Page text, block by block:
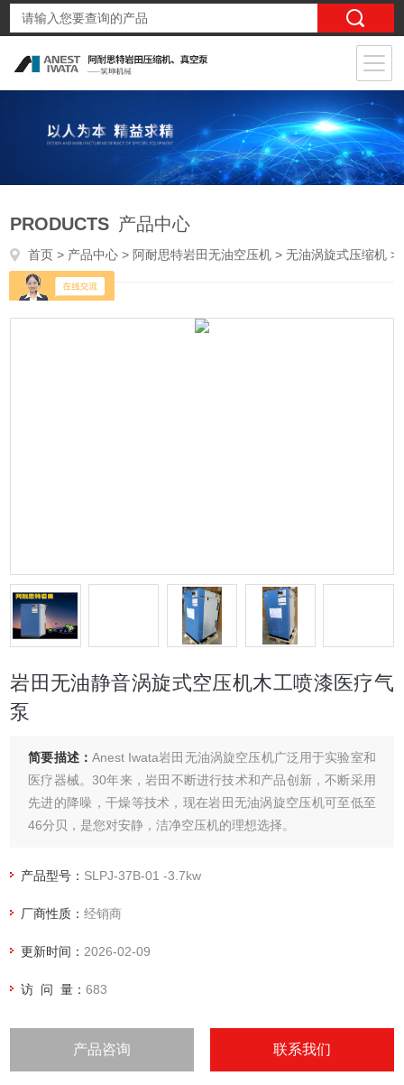
PRODUCTS 产品中心
首页 > 产品中心 > 阿耐思特岩田无油空压机 >无油涡旋式压缩机 > SLPJ-37B-01 -3.7kw岩田无油静音涡旋式空压机木工喷漆医疗气泵
岩田无油静音涡旋式空压机木工喷漆医疗气
泵
简要描述： Anest Iwata岩田无油涡旋空压机广泛用于实验室和
医疗器械。30年来，岩田不断进行技术和产品创新，不断采用
先进的降噪，干燥等技术，现在岩田无油涡旋空压机可至低至
46分贝，是您对安静，洁净空压机的理想选择。
anest涡旋式压缩机-食品医药专用空压机
产品型号： SLPJ-37B-01 -3.7kw
厂商性质：经销商
更新时间： 2026-02-09
访 问 量：683
产品咨询 联系我们